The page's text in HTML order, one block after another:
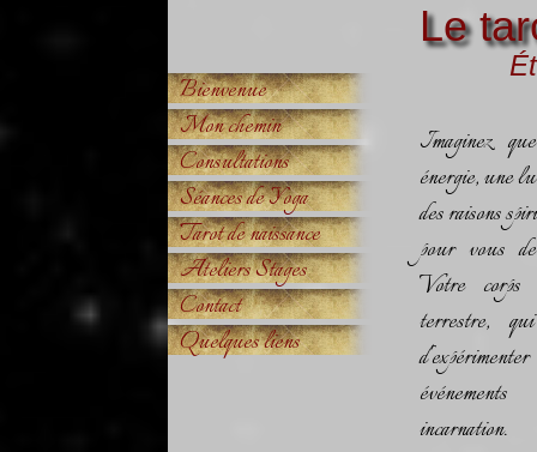
Le
Imaginez
énergie, une
des raisons
pour vous
Votre
terrestre,
incarnation.
Bienvenue
Mon chemin
Consultations
Séances de Yoga
Tarot de naissance
Ateliers Stages
Contact
Quelques liens